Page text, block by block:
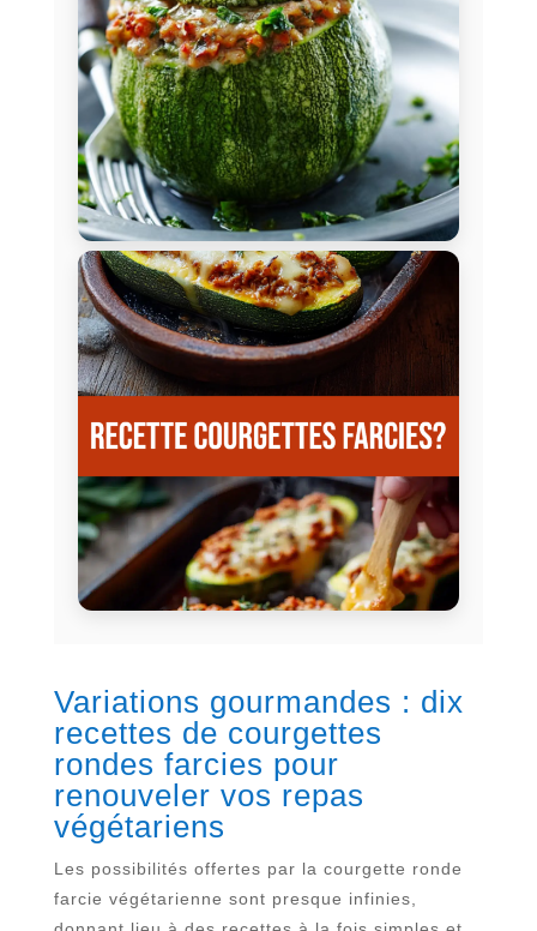
Variations gourmandes : dix
recettes de courgettes
rondes farcies pour
renouveler vos repas
végétariens
Les possibilités offertes par la courgette ronde
farcie végétarienne sont presque infinies,